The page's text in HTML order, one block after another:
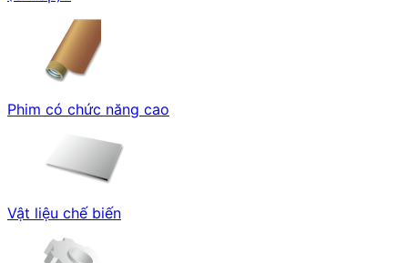
Phim có chức năng cao
Vật liệu chế biến